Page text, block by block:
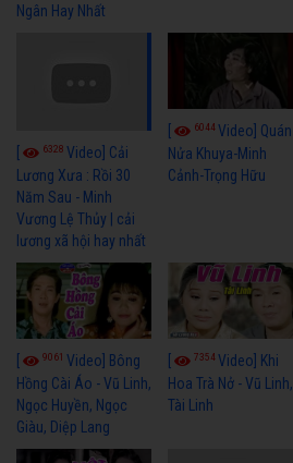
Ngân Hay Nhất
6328 Video] Cải
Lương Xưa : Rồi 30
Năm Sau - Minh
Vương Lệ Thủy | cải
lương xã hội hay nhất
6044Video] Quán
Nửa Khuya-Minh
Cảnh-Trọng Hữu
9061 Video] Bông
Hồng Cài Áo - Vũ Linh,
Ngọc Huyền, Ngọc
Giàu, Diệp Lang
7354Video] Khi
Hoa Trà Nở - Vũ Linh,
Tài Linh